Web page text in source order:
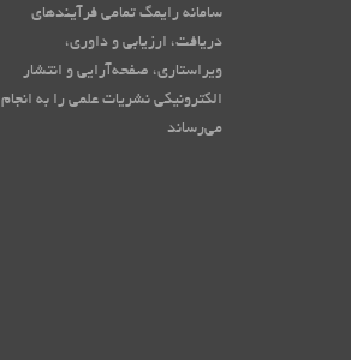
سامانه رایمگ تمامی فرآیندهای
دریافت، ارزیابی و داوری،
ویراستاری، صفحه‌آرایی و انتشار
الکترونیکی نشریات علمی را به انجام
می‌رساند